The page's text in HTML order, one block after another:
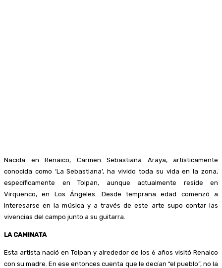
Nacida en Renaico, Carmen Sebastiana Araya, artísticamente
conocida como ‘La Sebastiana’, ha vivido toda su vida en la zona,
específicamente en Tolpan, aunque actualmente reside en
Virquenco, en Los Ángeles. Desde temprana edad comenzó a
interesarse en la música y a través de este arte supo contar las
vivencias del campo junto a su guitarra.
LA CAMINATA
Esta artista nació en Tolpan y alrededor de los 6 años visitó Renaico
con su madre. En ese entonces cuenta que le decían “el pueblo”, no la